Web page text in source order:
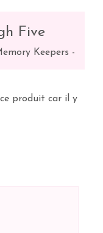
Five
Keepers -
produit car il y